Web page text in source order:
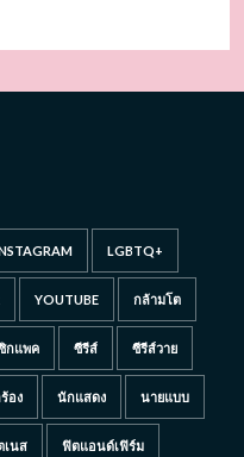
LGBTQ+
YOUTUBE กล้ามโต
กแพค ซีรีส์ ซีรีส์วาย
อง นักแสดง นายแบบ
เนส ฟิตแอนด์เฟิร์ม